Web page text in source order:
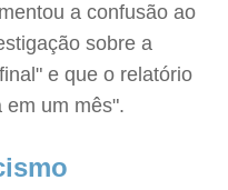
a confusão ao
sobre a
e que o relatório
em um mês".